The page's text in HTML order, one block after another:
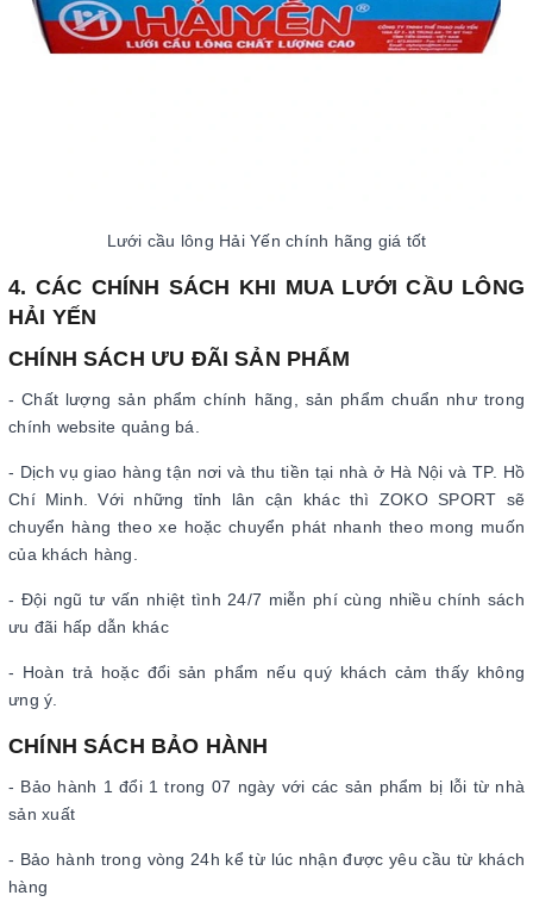
Lưới cầu lông Hải Yến chính hãng giá tốt
4. CÁC CHÍNH SÁCH KHI MUA LƯỚI CẦU LÔNG
HẢI YẾN
CHÍNH SÁCH ƯU ĐÃI SẢN PHẨM
- Chất lượng sản phẩm chính hãng, sản phẩm chuẩn như trong
chính website quảng bá.
- Dịch vụ giao hàng tận nơi và thu tiền tại nhà ở Hà Nội và TP. Hồ
Chí Minh. Với những tỉnh lân cận khác thì ZOKO SPORT sẽ
chuyển hàng theo xe hoặc chuyển phát nhanh theo mong muốn
của khách hàng.
- Đội ngũ tư vấn nhiệt tình 24/7 miễn phí cùng nhiều chính sách
ưu đãi hấp dẫn khác
- Hoàn trả hoặc đổi sản phẩm nếu quý khách cảm thấy không
ưng ý.
CHÍNH SÁCH BẢO HÀNH
- Bảo hành 1 đổi 1 trong 07 ngày với các sản phẩm bị lỗi từ nhà
sản xuất
- Bảo hành trong vòng 24h kể từ lúc nhận được yêu cầu từ khách
hàng